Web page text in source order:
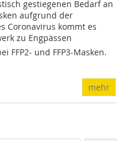
gestiegenen Bedarf an
aufgrund der
Coronavirus kommt es
zu Engpässen 
FFP2- und FFP3-Masken.
mehr